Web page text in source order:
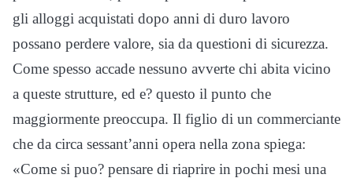
gli alloggi acquistati dopo anni di duro lavoro
possano perdere valore, sia da questioni di sicurezza.
Come spesso accade nessuno avverte chi abita vicino
a queste strutture, ed e? questo il punto che
maggiormente preoccupa. Il figlio di un commerciante
che da circa sessant’anni opera nella zona spiega:
«Come si puo? pensare di riaprire in pochi mesi una